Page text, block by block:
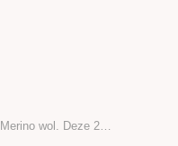
wol. Deze 2…